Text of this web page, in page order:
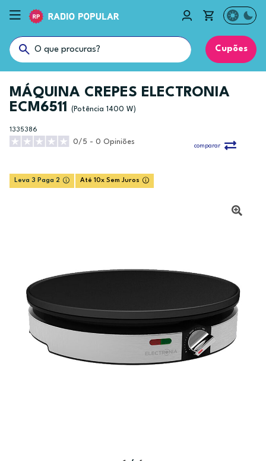
Cupões
MÁQUINA CREPES ELECTRONIA
ECM6511
(Potência 1400 W)
1335386
0/5 - 0 Opiniões
comparar
Leva 3 Paga 2 Até 10x Sem Juros